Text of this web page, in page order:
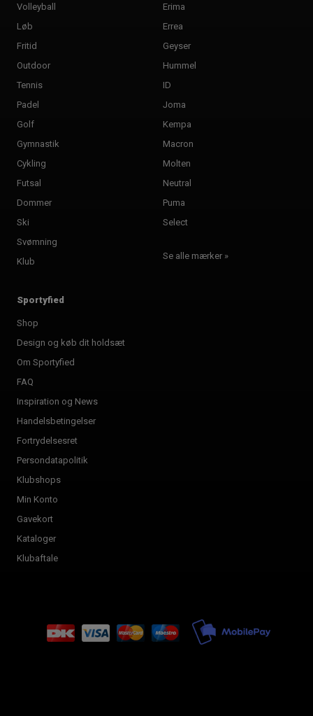
Volleyball
Løb
Fritid
Outdoor
Tennis
Padel
Golf
Gymnastik
Cykling
Futsal
Dommer
Ski
Svømning
Klub
Erima
Errea
Geyser
Hummel
ID
Joma
Kempa
Macron
Molten
Neutral
Puma
Select
Se alle mærker »
Sportyfied
Shop
Design og køb dit holdsæt
Om Sportyfied
FAQ
Inspiration og News
Handelsbetingelser
Fortrydelsesret
Persondatapolitik
Klubshops
Min Konto
Gavekort
Kataloger
Klubaftale